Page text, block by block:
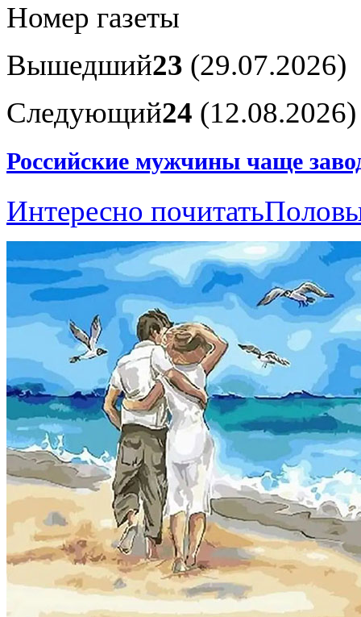
Номер газеты
Вышедший23 (29.07.2026)
Следующий24 (12.08.2026)
Российские мужчины чаще
Интересно почитать